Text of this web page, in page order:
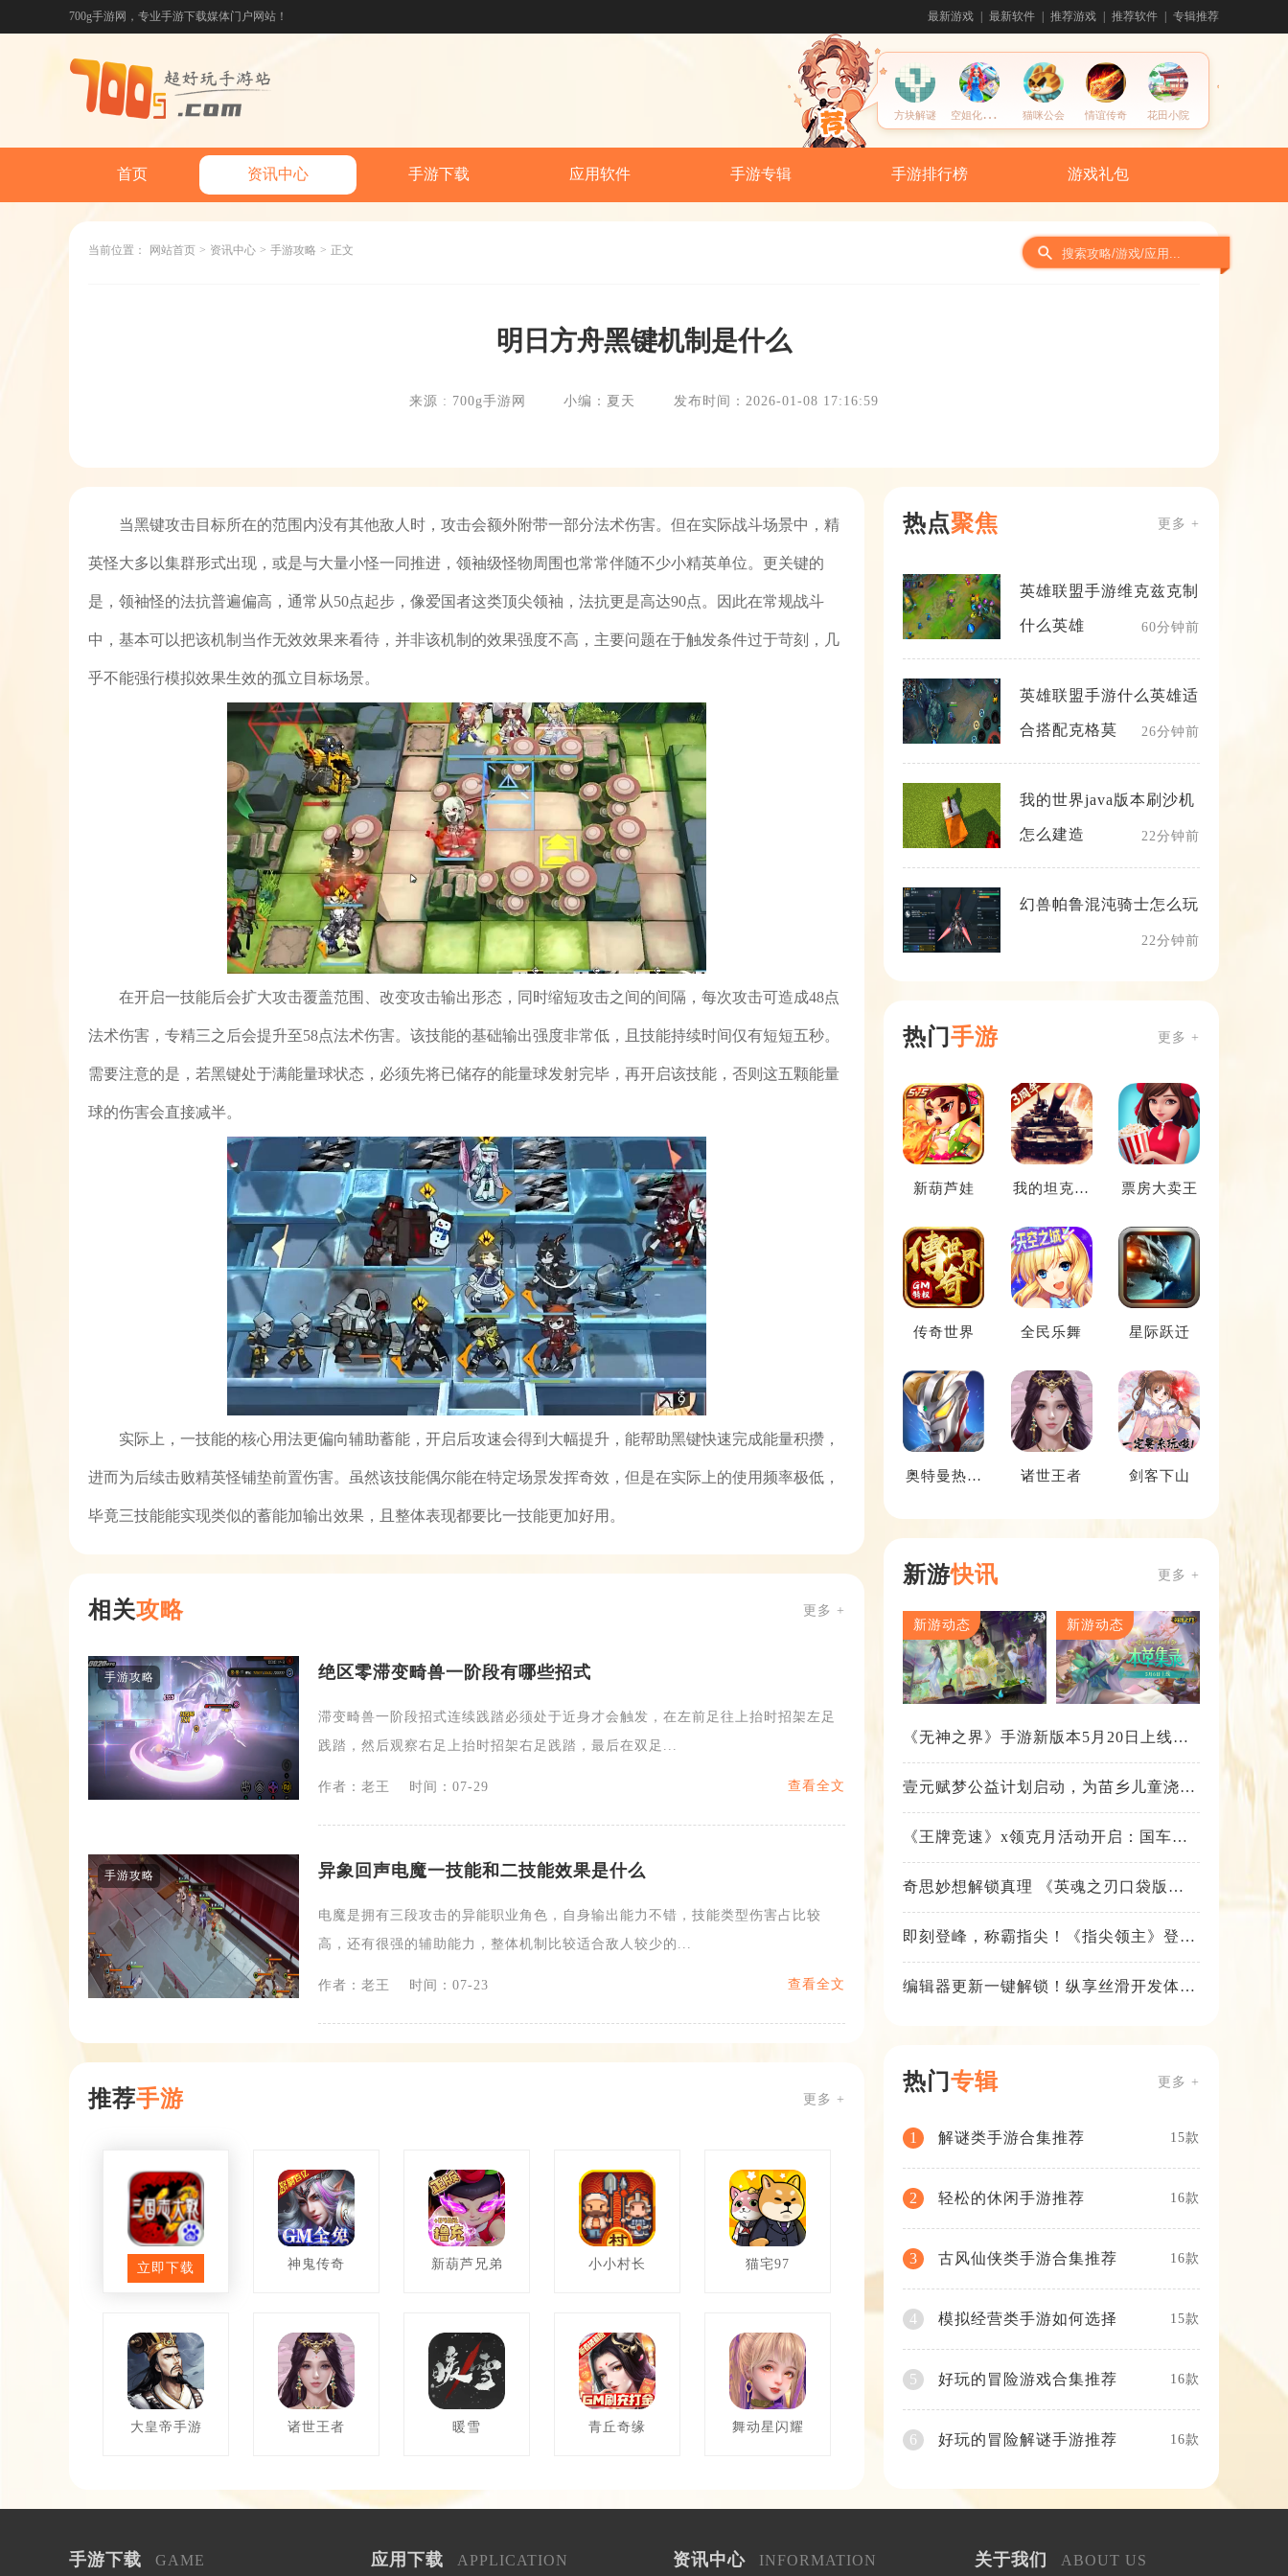
700g手游网，专业手游下载媒体门户网站！ 最新游戏 最新软件 推荐游戏 推荐软件 专辑推荐
方块解谜 空
姐化妆装扮沙龙 猫咪公会 情谊传奇 花田小院
首页 资讯中心 手游下载 应用软件 手游专辑 手游排行榜 游戏礼包
当前位置： 网站首页 > 资讯中心 > 手游攻略 > 正文
明日方舟黑键机制是什么
来源 : 700g手游网 小编：夏天 发布时间：2026-01-08 17:16:59
当黑键攻击目标所在的范围内没有其他敌人时，攻击会额外附带一部分法术伤害。但在实际战斗场景中，精
英怪大多以集群形式出现，或是与大量小怪一同推进，领袖级怪物周围也常常伴随不少小精英单位。更关键的
是，领袖怪的法抗普遍偏高，通常从50点起步，像爱国者这类顶尖领袖，法抗更是高达90点。因此在常规战斗
中，基本可以把该机制当作无效效果来看待，并非该机制的效果强度不高，主要问题在于触发条件过于苛刻，几
乎不能强行模拟效果生效的孤立目标场景。
在开启一技能后会扩大攻击覆盖范围、改变攻击输出形态，同时缩短攻击之间的间隔，每次攻击可造成48点
法术伤害，专精三之后会提升至58点法术伤害。该技能的基础输出强度非常低，且技能持续时间仅有短短五秒。
需要注意的是，若黑键处于满能量球状态，必须先将已储存的能量球发射完毕，再开启该技能，否则这五颗能量
球的伤害会直接减半。
实际上，一技能的核心用法更偏向辅助蓄能，开启后攻速会得到大幅提升，能帮助黑键快速完成能量积攒，
进而为后续击败精英怪铺垫前置伤害。虽然该技能偶尔能在特定场景发挥奇效，但是在实际上的使用频率极低，
毕竟三技能能实现类似的蓄能加输出效果，且整体表现都要比一技能更加好用。
相关攻略 更多 +
手游攻略 绝区零滞变畸兽一阶段有哪些招式
滞变畸兽一阶段招式连续践踏必须处于近身才会触发，在左前足往上抬时招架左足
践踏，然后观察右足上抬时招架右足践踏，最后在双足...
作者：老王 时间：07-29 查看全文
手游攻略 异象回声电魔一技能和二技能效果是什么
电魔是拥有三段攻击的异能职业角色，自身输出能力不错，技能类型伤害占比较
高，还有很强的辅助能力，整体机制比较适合敌人较少的...
作者：老王 时间：07-23 查看全文
推荐手游 更多 +
三国志大战
立即下载 神鬼传奇 新葫芦兄弟 小小村长 猫宅97
大皇帝手游 诸世王者 暖雪 青丘奇缘 舞动星闪耀
热点聚焦 更多 +
英雄联盟手游维克兹克制
什么英雄 60分钟前
英雄联盟手游什么英雄适
合搭配克格莫 26分钟前
我的世界java版本刷沙机
怎么建造 22分钟前
幻兽帕鲁混沌骑士怎么玩
22分钟前
热门手游 更多 +
新葫芦娃
我的坦克我
票房大卖王
传奇世界 全民乐舞 星际跃迁
奥特曼热血
诸世王者 剑客下山
新游快讯 更多 +
新游动态 新游动态
《无神之界》手游新版本5月20日上线，
壹元赋梦公益计划启动，为苗乡儿童浇筑
《王牌竞速》x领克月活动开启：国车喜
奇思妙想解锁真理 《英魂之刃口袋版》
即刻登峰，称霸指尖！《指尖领主》登峰
编辑器更新一键解锁！纵享丝滑开发体
热门专辑 更多 +
1 解谜类手游合集推荐 15款
2 轻松的休闲手游推荐 16款
3 古风仙侠类手游合集推荐 16款
4 模拟经营类手游如何选择 15款
5 好玩的冒险游戏合集推荐 16款
6 好玩的冒险解谜手游推荐 16款
手游下载 GAME 应用下载 APPLICATION 资讯中心 INFORMATION 关于我们 ABOUT US